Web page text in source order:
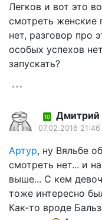
Легков и вот это
смотреть женские
нет, разговор про
особых успехов
запускать?
10 Дмитрий
07.02.2016 21:46
Артур, ну Вяльбе
смотреть нет... и
выше... С кем
тоже интересно
Как-то вроде